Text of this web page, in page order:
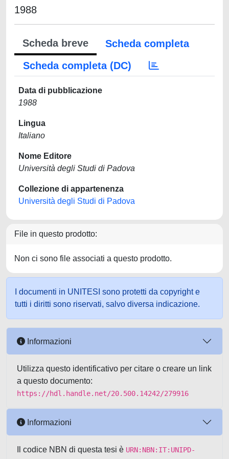
1988
Scheda breve
Scheda completa
Scheda completa (DC)
Data di pubblicazione
1988
Lingua
Italiano
Nome Editore
Università degli Studi di Padova
Collezione di appartenenza
Università degli Studi di Padova
File in questo prodotto:
Non ci sono file associati a questo prodotto.
I documenti in UNITESI sono protetti da copyright e
tutti i diritti sono riservati, salvo diversa indicazione.
Informazioni
Utilizza questo identificativo per citare o creare un link
a questo documento:
https://hdl.handle.net/20.500.14242/279916
Informazioni
Il codice NBN di questa tesi è URN:NBN:IT:UNIPD-